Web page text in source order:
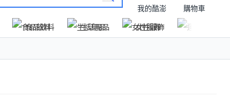
我的酷澎
購物車
食品飲料 生活用品 女性服飾